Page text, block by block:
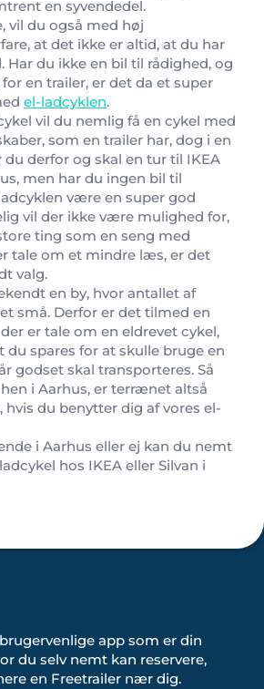
en syvendedel.
vil du også med høj
at det ikke er altid, at du har
Har du ikke en bil til rådighed, og
en trailer, er det da et super
el-ladcyklen.
vil du nemlig få en cykel med
som en trailer har, dog i en
du derfor og skal en tur til IKEA
men har du ingen bil til
være en super god
vil der ikke være mulighed for,
ting som en seng med
tale om et mindre læs, er det
valg.
en by, hvor antallet af
små. Derfor er det tilmed en
er tale om en eldrevet cykel,
du spares for at skulle bruge en
godset skal transporteres. Så
i Aarhus, er terrænet altså
du benytter dig af vores el-
i Aarhus eller ej kan du nemt
hos IKEA eller Silvan i
app som er din
du selv nemt kan reservere,
en Freetrailer nær dig.